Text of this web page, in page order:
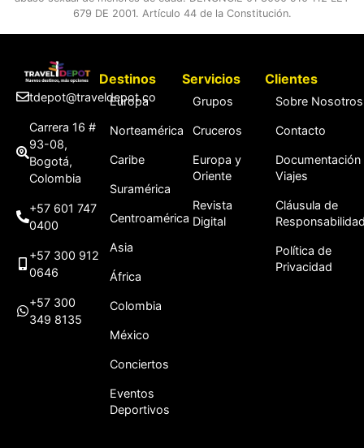
679 DE 2001. Artículo 44 de la Constitución.
tdepot@traveldepot.co
Carrera 16 #
93-08,
Bogotá,
Colombia
+57 601 747
0400
+57 300 912
0646
+57 300
349 8135
Destinos
Europa
Norteamérica
Caribe
Suramérica
Centroamérica
Asia
África
Colombia
México
Conciertos
Eventos
Deportivos
Servicios
Grupos
Cruceros
Europa y
Oriente
Revista
Digital
Clientes
Sobre Nosotros
Contacto
Documentación
Viajes
Cláusula de
Política de
Privacidad